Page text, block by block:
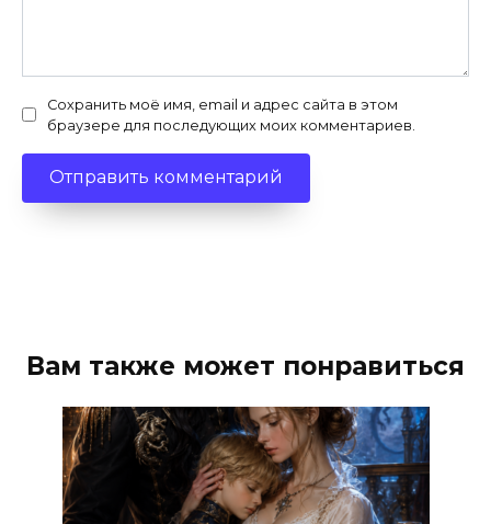
Сохранить моё имя, email и адрес сайта в этом
браузере для последующих моих комментариев.
Вам также может понравиться